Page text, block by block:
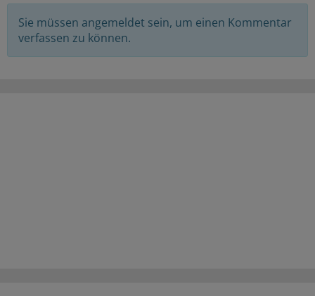
Sie müssen angemeldet sein, um einen Kommentar
verfassen zu können.